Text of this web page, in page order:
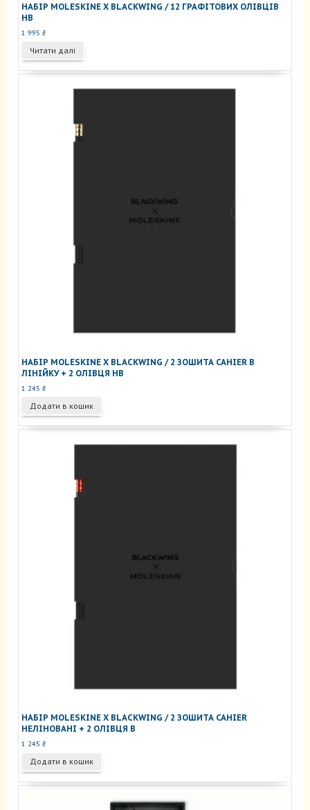
НАБІР MOLESKINE X BLACKWING / 12 ГРАФІТОВИХ ОЛІВЦІВ
HB
1 995 ₴
Читати далі
НАБІР MOLESKINE X BLACKWING / 2 ЗОШИТА CAHIER В
ЛІНІЙКУ + 2 ОЛІВЦЯ HB
1 245 ₴
Додати в кошик
НАБІР MOLESKINE X BLACKWING / 2 ЗОШИТА CAHIER
НЕЛІНОВАНІ + 2 ОЛІВЦЯ B
1 245 ₴
Додати в кошик